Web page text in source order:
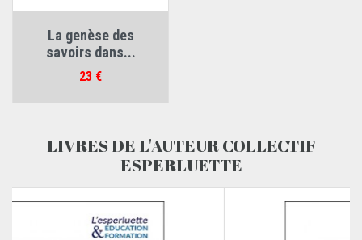
La genèse des
savoirs dans...
Prix
23 €
LIVRES DE L'AUTEUR COLLECTIF
ESPERLUETTE